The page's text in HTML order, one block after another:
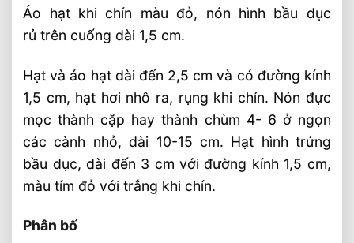
Áo hạt khi chín màu đỏ, nón hình bầu dục
rủ trên cuống dài 1,5 cm.
Hạt và áo hạt dài đến 2,5 cm và có đường kính
1,5 cm, hạt hơi nhô ra, rụng khi chín. Nón đực
mọc thành cặp hay thành chùm 4- 6 ở ngọn
các cành nhỏ, dài 10-15 cm. Hạt hình trứng
bầu dục, dài đến 3 cm với đường kính 1,5 cm,
màu tím đỏ với trắng khi chín.
Phân bố